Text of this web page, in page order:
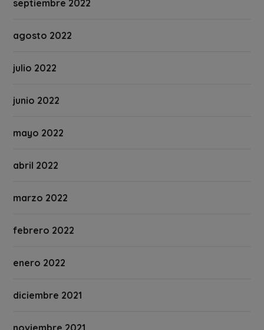
septiembre 2022
agosto 2022
julio 2022
junio 2022
mayo 2022
abril 2022
marzo 2022
febrero 2022
enero 2022
diciembre 2021